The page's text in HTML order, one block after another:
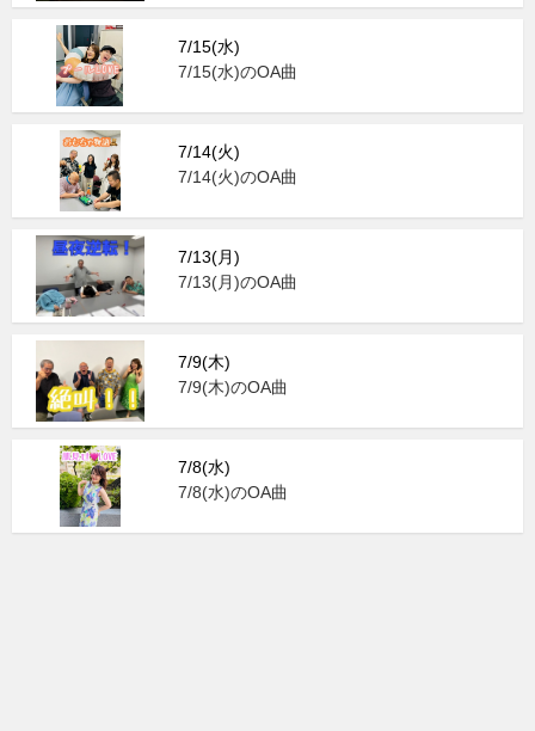
7/15(水)
7/15(水)のOA曲
7/14(火)
7/14(火)のOA曲
7/13(月)
7/13(月)のOA曲
7/9(木)
7/9(木)のOA曲
7/8(水)
7/8(水)のOA曲